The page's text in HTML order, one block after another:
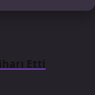
Etti